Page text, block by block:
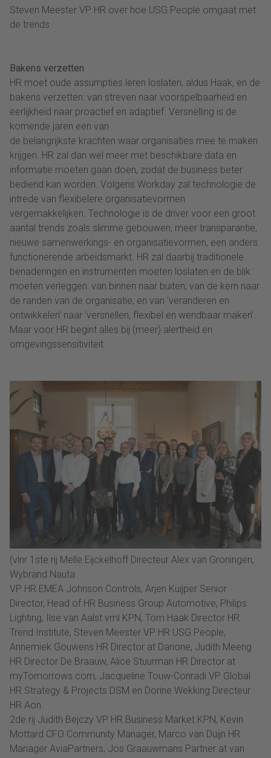
Steven Meester VP HR over hoe USG People omgaat met
de trends
Bakens verzetten
HR moet oude assumpties leren loslaten, aldus Haak, en de
bakens verzetten: van streven naar voorspelbaarheid en
eerlijkheid naar proactief en adaptief. Versnelling is de
komende jaren een van
de belangrijkste krachten waar organisaties mee te maken
krijgen. HR zal dan wel meer met beschikbare data en
informatie moeten gaan doen, zodat de business beter
bediend kan worden. Volgens Workday zal technologie de
intrede van flexibelere organisatievormen
vergemakkelijken. Technologie is de driver voor een groot
aantal trends zoals slimme gebouwen, meer transparantie,
nieuwe samenwerkings- en organisatievormen, een anders
functionerende arbeidsmarkt. HR zal daarbij traditionele
benaderingen en instrumenten moeten loslaten en de blik
moeten verleggen: van binnen naar buiten; van de kern naar
de randen van de organisatie; en van ‘veranderen en
ontwikkelen’ naar ‘versnellen, flexibel en wendbaar maken’.
Maar voor HR begint alles bij (meer) alertheid en
omgevingssensitiviteit.
(vlnr 1ste rij Melle Eijckelhoff Directeur Alex van Groningen,
Wybrand Nauta
VP HR EMEA Johnson Controls, Arjen Kuijper Senior
Director, Head of HR Business Group Automotive, Philips
Lighting, Ilse van Aalst vml KPN, Tom Haak Director HR
Trend Institute, Steven Meester VP HR USG People,
Annemiek Gouwens HR Director at Danone, Judith Meeng
HR Director De Braauw, Alice Stuurman HR Director at
myTomorrows.com, Jacqueline Touw-Conradi VP Global
HR Strategy & Projects DSM en Dorine Wekking Directeur
HR Aon.
2de rij Judith Bejczy VP HR Business Market KPN, Kevin
Mottard CFO Community Manager, Marco van Duijn HR
Manager AviaPartners, Jos Graauwmans Partner at van